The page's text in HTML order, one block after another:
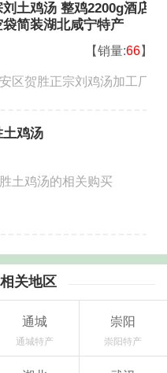
土鸡汤 整鸡2200g酒店
简装湖北咸宁特产
【销量:66】
区贺胜正宗刘鸡汤加工厂】
土鸡汤
土鸡汤的相关购买
关地区
通城
通城特产
崇阳
崇阳特产